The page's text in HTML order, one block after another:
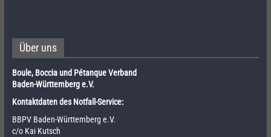
Über uns
Boule, Boccia und Pétanque Verband
Baden-Württemberg e.V.
Kontaktdaten des Notfall-Service:
BBPV Baden-Württemberg e.V.
c/o Kai Kutsch